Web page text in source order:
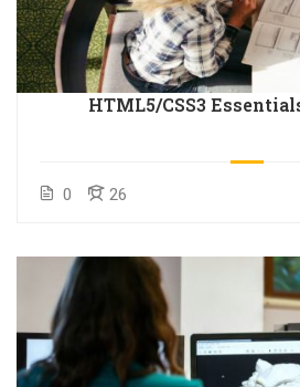
HTML5/CSS3
0 26